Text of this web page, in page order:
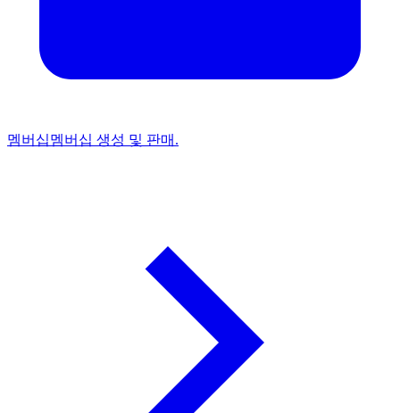
멤버십멤버십 생성 및 판매.